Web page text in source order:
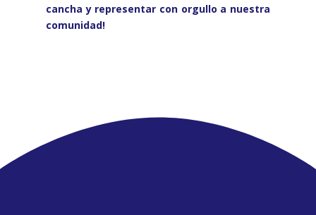
cancha y representar con orgullo a nuestra
comunidad!